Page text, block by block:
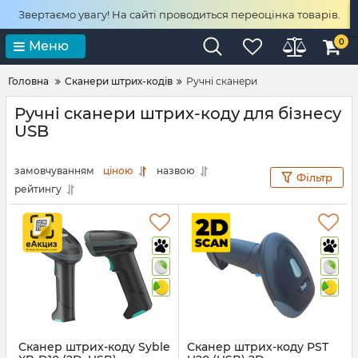
Звертаємо увагу! На сайті проводиться переоцінка товарів.
Меню 0
Головна Сканери штрих-кодів Ручні сканери
Ручні сканери штрих-коду для бізнесу
USB
замовчуванням ціною
назвою
рейтингу
Фільтр
Сканер штрих-коду Syble
Сканер штрих-коду PST